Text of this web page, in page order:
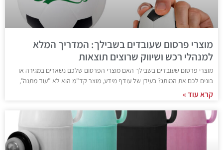
מוצרי פרסום שעובדים בשבילך: המדריך המלא
למנהלי רכש ושיווק שרוצים תוצאות
מוצרי פרסום שעובדים בשבילך האם מוצרי הפרסום שלכם נשארים במגירה או
בונים לכם את המותג? בעידן של עודף מידע, מוצר קד"מ הוא לא "עוד מתנה",
קרא עוד »